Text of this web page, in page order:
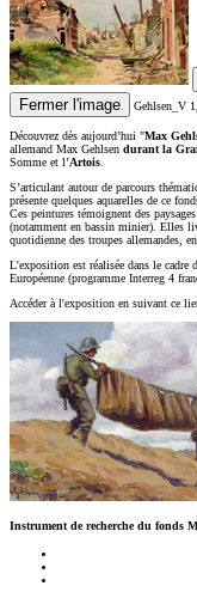
Fermer l'image
Gehlsen_V
Découvrez dès aujourd’hui "Max
allemand Max Gehlsen durant la
Somme et l’Artois
S’articulant autour de parcours
présente quelques aquarelles de ce
Ces peintures témoignent des
(notamment en bassin minier). Elles
quotidienne des troupes allemandes,
L'exposition est réalisée dans le cadre
Européenne (programme Interreg 4
Accéder à l'exposition en suivant ce
Instrument de recherche du fonds